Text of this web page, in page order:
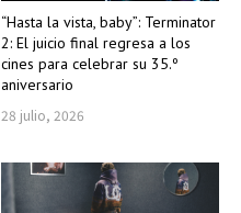
“Hasta la vista, baby”: Terminator
2: El juicio final regresa a los
cines para celebrar su 35.º
aniversario
28 julio, 2026